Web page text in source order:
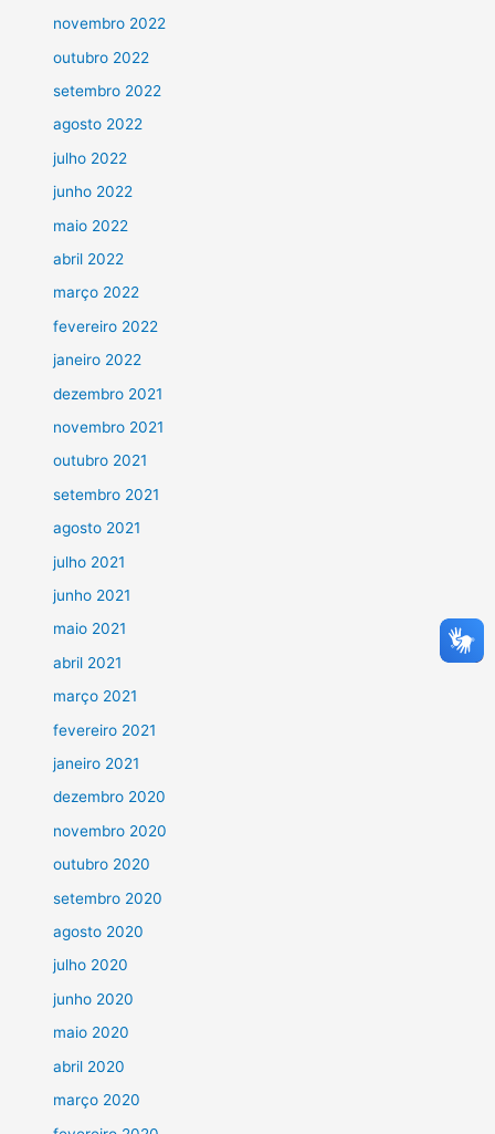
novembro 2022
outubro 2022
setembro 2022
agosto 2022
julho 2022
junho 2022
maio 2022
abril 2022
março 2022
fevereiro 2022
janeiro 2022
dezembro 2021
novembro 2021
outubro 2021
setembro 2021
agosto 2021
julho 2021
junho 2021
maio 2021
abril 2021
março 2021
fevereiro 2021
janeiro 2021
dezembro 2020
novembro 2020
outubro 2020
setembro 2020
agosto 2020
julho 2020
junho 2020
maio 2020
abril 2020
março 2020